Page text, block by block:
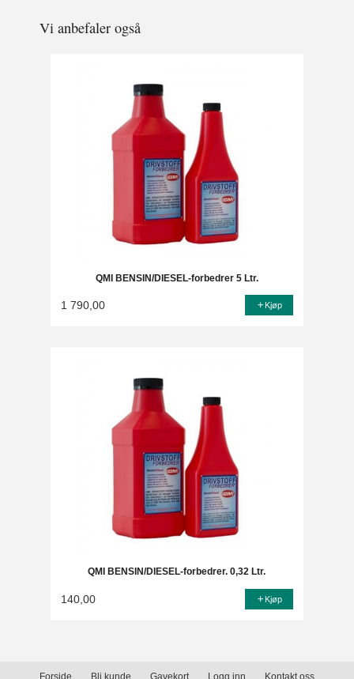
Vi anbefaler også
QMI BENSIN/DIESEL-forbedrer 5 Ltr.
1 790,00 Kjøp
QMI BENSIN/DIESEL-forbedrer. 0,32 Ltr.
140,00 Kjøp